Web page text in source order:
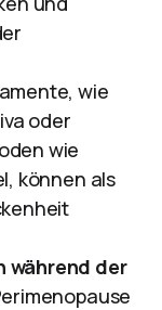
wie
oder
wie
können als
während der